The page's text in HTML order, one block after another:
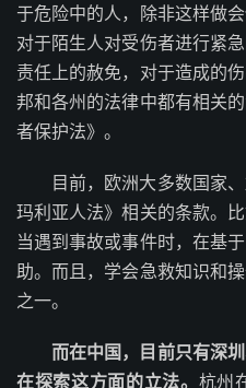
于危险中的人，除非这样做
对于陌生人对受伤者进行紧
责任上的赦免，对于造成的
邦和各州的法律中都有相关
者保护法》。
目前，欧洲大多数国家
玛利亚人法》相关的条款。
当遇到事故或事件时，在基
助。而且，学会急救知识和
之一。
而在中国，目前只有深
在探索这方面的立法。 杭州